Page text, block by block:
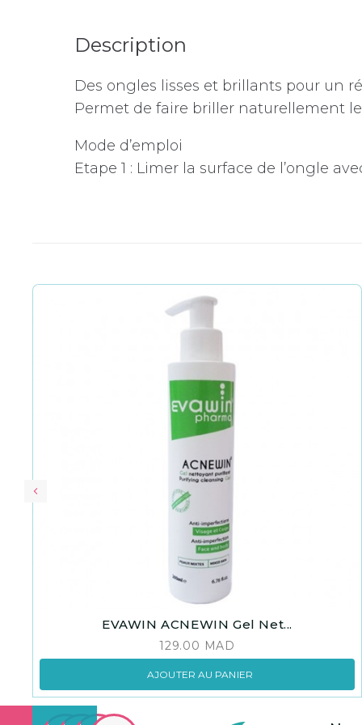
Description
Des ongles lisses et brillants pour un
Permet de faire briller naturellement
Mode d’emploi
Etape 1 : Limer la surface de l’ongle
EVAWIN ACNEWIN Gel Net...
129.00 MAD
AJOUTER AU PANIER